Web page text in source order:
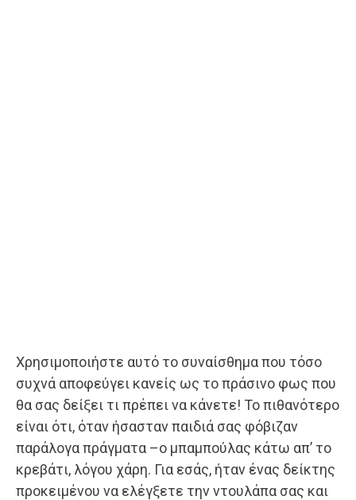
Χρησιμοποιήστε αυτό το συναίσθημα που τόσο
συχνά αποφεύγει κανείς ως το πράσινο φως που
θα σας δείξει τι πρέπει να κάνετε! Το πιθανότερο
είναι ότι, όταν ήσασταν παιδιά σας φόβιζαν
παράλογα πράγματα –ο μπαμπούλας κάτω απ’ το
κρεβάτι, λόγου χάρη. Για εσάς, ήταν ένας δείκτης
προκειμένου να ελέγξετε την ντουλάπα σας και